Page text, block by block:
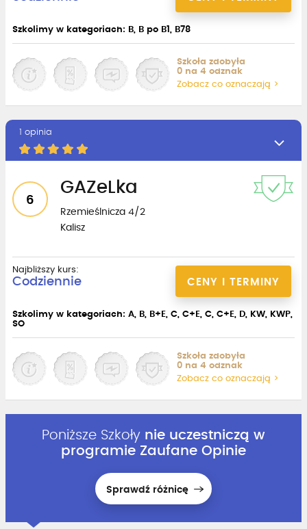
Szkolimy w kategoriach: B, B po B1, B78
Szkoła zdobyła
0 na 4 odznak
Zobacz co oznaczają >
1 opinia
6
GAZeLka
Rzemieślnicza 4/2
Kalisz
CENY I TERMINY
Najbliższy kurs:
Codziennie
Szkolimy w kategoriach: A, B, B+E, C, C+E, C, C+E, D, KW, KWP,
SO
Szkoła zdobyła
0 na 4 odznak
Zobacz co oznaczają >
Poniższe Szkoły nie uczestniczą w
programie Zaufane Opinie
Sprawdź różnicę